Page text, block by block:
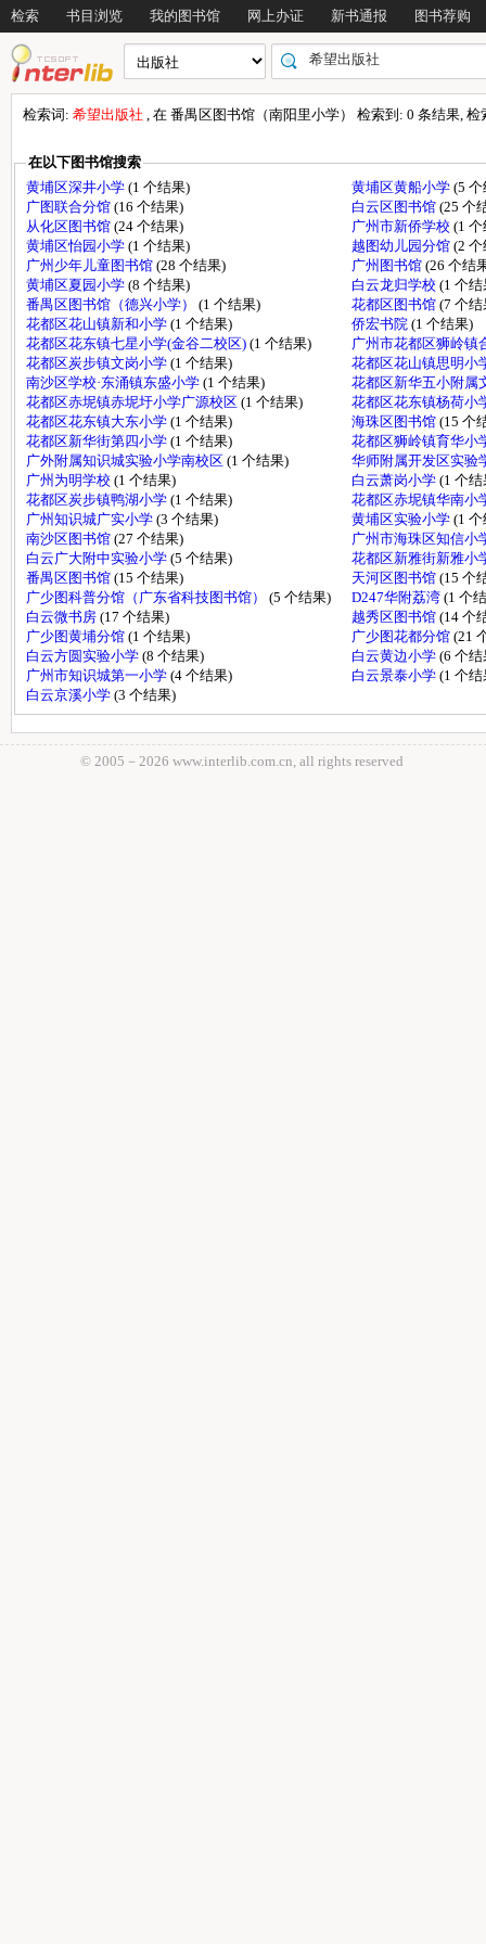
检索 书目浏览 我的图书馆 网上办证 新书通报 图书荐购
检索词: 希望出版社 , 在 番禺区图书馆（南阳里小学） 检索到: 0 条结果, 检
在以下图书馆搜索
黄埔区深井小学 (1 个结果) 黄埔区黄船小学 (5
广图联合分馆 (16 个结果) 白云区图书馆 (25 个
从化区图书馆 (24 个结果) 广州市新侨学校 (1
黄埔区怡园小学 (1 个结果) 越图幼儿园分馆 (2
广州少年儿童图书馆 (28 个结果) 广州图书馆 (26 个结
黄埔区夏园小学 (8 个结果) 白云龙归学校 (1 个结
番禺区图书馆（德兴小学） (1 个结果) 花都区图书馆 (7 个结
花都区花山镇新和小学 (1 个结果) 侨宏书院 (1 个结果)
花都区花东镇七星小学(金谷二校区) (1 个结果)
广州市花都区狮岭镇
花都区炭步镇文岗小学 (1 个结果)
花都区花山镇思明小
南沙区学校·东涌镇东盛小学 (1 个结果)
花都区新华五小附属
花都区赤坭镇赤坭圩小学广源校区 (1 个结果)
花都区花东镇杨荷小
花都区花东镇大东小学 (1 个结果) 海珠区图书馆 (15 个
花都区新华街第四小学 (1 个结果)
花都区狮岭镇育华小
广外附属知识城实验小学南校区 (1 个结果)
华师附属开发区实验
广州为明学校 (1 个结果) 白云萧岗小学 (1 个结
花都区炭步镇鸭湖小学 (1 个结果)
花都区赤坭镇华南小
广州知识城广实小学 (3 个结果) 黄埔区实验小学 (1
南沙区图书馆 (27 个结果)
广州市海珠区知信小
白云广大附中实验小学 (5 个结果)
花都区新雅街新雅小
番禺区图书馆 (15 个结果) 天河区图书馆 (15 个
广少图科普分馆（广东省科技图书馆） (5 个结果) D247华附荔湾 (1 个
白云微书房 (17 个结果) 越秀区图书馆 (14 个
广少图黄埔分馆 (1 个结果) 广少图花都分馆 (21
白云方圆实验小学 (8 个结果) 白云黄边小学 (6 个结
广州市知识城第一小学 (4 个结果) 白云景泰小学 (1 个结
白云京溪小学 (3 个结果)
© 2005－ 2026 www.interlib.com.cn, all rights reserved